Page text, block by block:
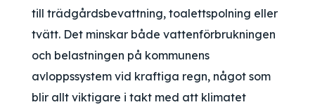
till trädgårdsbevattning, toalettspolning eller
tvätt. Det minskar både vattenförbrukningen
och belastningen på kommunens
avloppssystem vid kraftiga regn, något som
blir allt viktigare i takt med att klimatet